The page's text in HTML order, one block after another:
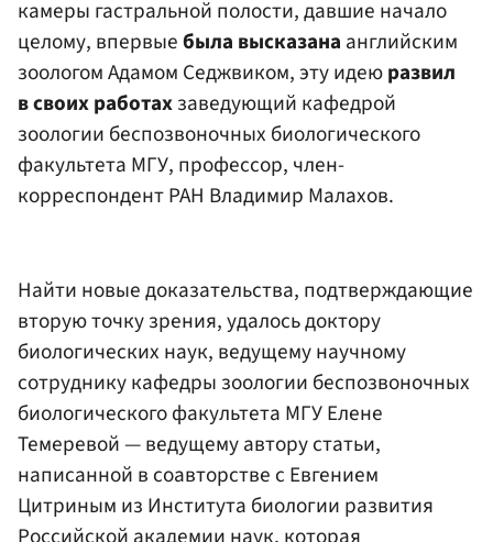
камеры гастральной полости, давшие начало
целому, впервыебыла высказана английским
зоологом Адамом Седжвиком, эту идеюразвил
в своих работахзаведующий кафедрой
зоологии беспозвоночных биологического
факультета МГУ, профессор, член-
корреспондентРАН Владимир Малахов.
Найти новые доказательства, подтверждающие
вторую точку зрения, удалось доктору
биологических наук, ведущему научному
сотруднику кафедры зоологии беспозвоночных
биологического факультета МГУ Елене
Темеревой — ведущему автору статьи,
написанной в соавторстве с Евгением
Цитриным из Института биологии развития